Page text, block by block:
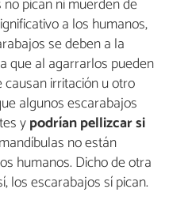
pican ni muerden de
a los humanos,
se deben a la
que al agarrarlos pueden
causan irritación u otro
algunos escarabajos
ypodrían pellizcar si
no están
humanos. Dicho de otra
los escarabajos sí pican.